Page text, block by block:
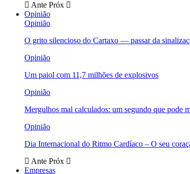
Ante Próx
Opinião
Opinião
O grito silencioso do Cartaxo — passar da
Opinião
Um paiol com 11,7 milhões de explosivos
Opinião
Mergulhos mal calculados: um segundo que pode
Opinião
Dia Internacional do Ritmo Cardíaco – O seu
Ante Próx
Empresas